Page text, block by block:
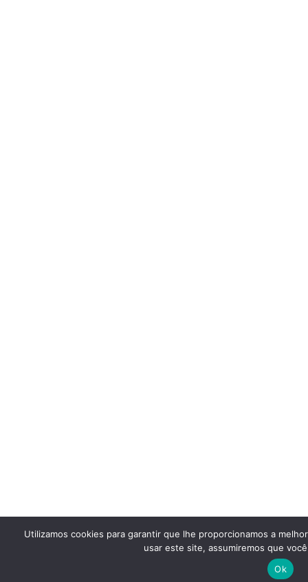
Utilizamos cookies para garantir que lhe proporcionamos a
usar este site, assumiremos que
Ok